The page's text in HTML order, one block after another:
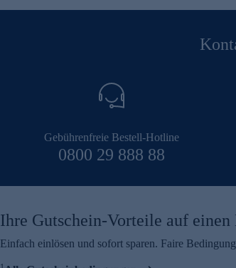
Gebührenfreie Bestell-Hotline
0800 29 888 88
Ihre Gutschein-Vorteile auf
Einfach einlösen und sofort sparen. Faire